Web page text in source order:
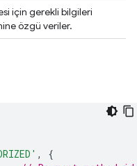
için gerekli bilgileri
özgü veriler.
,
{